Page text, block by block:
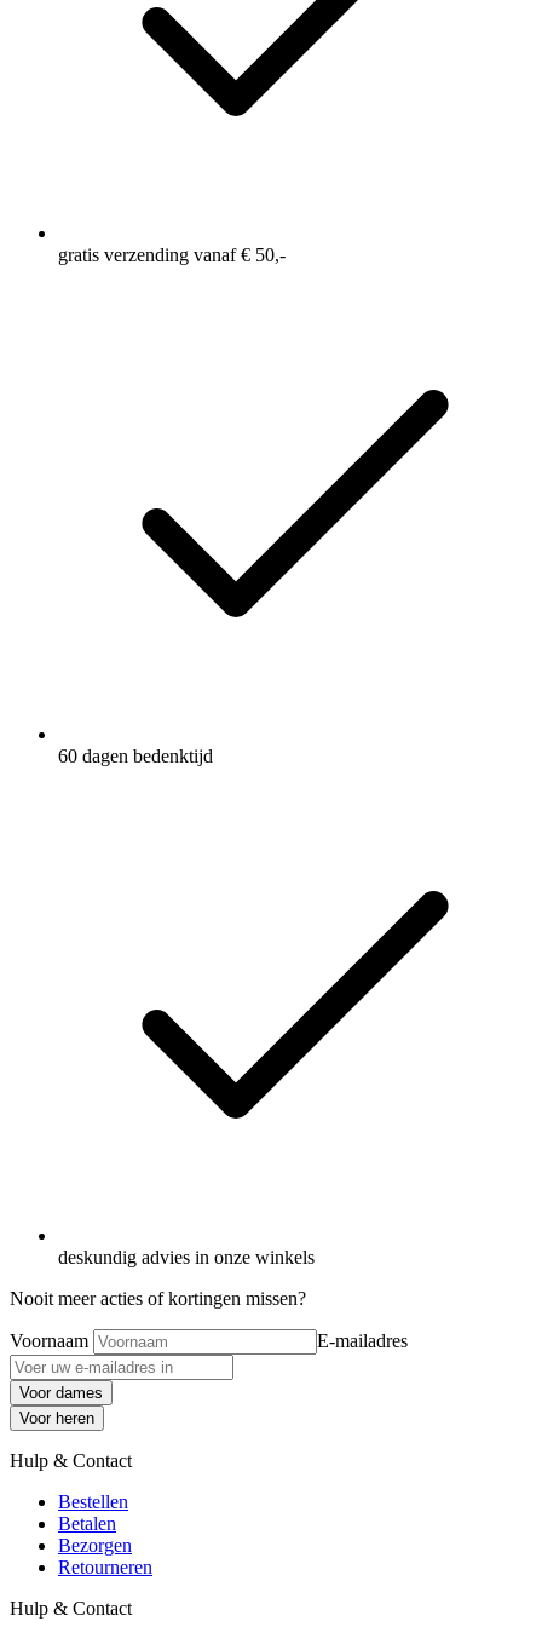
gratis verzending vanaf € 50,-
60 dagen bedenktijd
deskundig advies in onze winkels
Nooit meer acties of kortingen missen?
Voornaam E-mailadres
Voor dames
Voor heren
Hulp & Contact
Bestellen
Betalen
Bezorgen
Retourneren
Hulp & Contact